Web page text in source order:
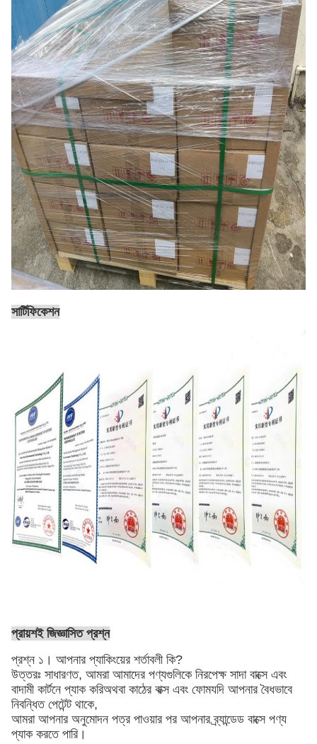
সার্টিফিকেশন
প্রায়শই জিজ্ঞাসিত প্রশ্ন
প্রশ্ন ১। আপনার প্যাকিংয়ের শর্তাবলী কি?
উত্তরঃ সাধারণত, আমরা আমাদের পণ্যগুলিকে নিরপেক্ষ সাদা বাক্সে এবং
বাদামী কার্টনে প্যাক করিঅথবা কাঠের বাক্স এবং ফোমযদি আপনার বৈধভাবে
নিবন্ধিত পেটেন্ট থাকে,
আমরা আপনার অনুমোদন পত্র পাওয়ার পর আপনার ব্র্যান্ডেড বাক্সে পণ্য
প্যাক করতে পারি।